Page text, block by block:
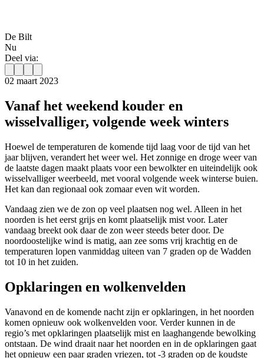
De Bilt
Nu
Deel via:
02 maart 2023
Vanaf het weekend kouder en
wisselvalliger, volgende week winters
Hoewel de temperaturen de komende tijd laag voor de tijd van het
jaar blijven, verandert het weer wel. Het zonnige en droge weer van
de laatste dagen maakt plaats voor een bewolkter en uiteindelijk ook
wisselvalliger weerbeeld, met vooral volgende week winterse buien.
Het kan dan regionaal ook zomaar even wit worden.
Vandaag zien we de zon op veel plaatsen nog wel. Alleen in het
noorden is het eerst grijs en komt plaatselijk mist voor. Later
vandaag breekt ook daar de zon weer steeds beter door. De
noordoostelijke wind is matig, aan zee soms vrij krachtig en de
temperaturen lopen vanmiddag uiteen van 7 graden op de Wadden
tot 10 in het zuiden.
Opklaringen en wolkenvelden
Vanavond en de komende nacht zijn er opklaringen, in het noorden
komen opnieuw ook wolkenvelden voor. Verder kunnen in de
regio’s met opklaringen plaatselijk mist en laaghangende bewolking
ontstaan. De wind draait naar het noorden en in de opklaringen gaat
het opnieuw een paar graden vriezen, tot -3 graden op de koudste